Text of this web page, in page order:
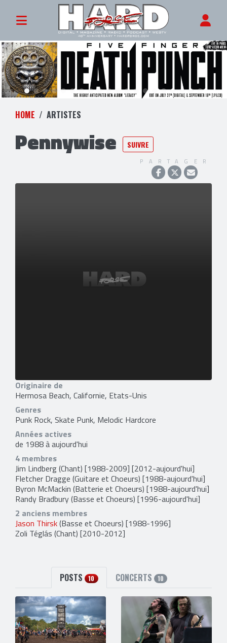
HOME ARTISTES
Pennywise SUIVRE
PARTAGER
Originaire de
Hermosa Beach, Californie, Etats-Unis
Genres
Punk Rock, Skate Punk, Melodic Hardcore
Années actives
de 1988 à aujourd'hui
4 membres
Jim Lindberg(Chant) [1988-2009] [2012-aujourd'hui]
Fletcher Dragge (Guitare et Choeurs) [1988-aujourd'hui]
Byron McMackin (Batterie et Choeurs) [1988-aujourd'hui]
Randy Bradbury(Basse et Choeurs) [1996-aujourd'hui]
2 anciens membres
Jason Thirsk(Basse et Choeurs) [1988-1996]
Zoli Téglás (Chant) [2010-2012]
POSTS 10 CONCERTS 10